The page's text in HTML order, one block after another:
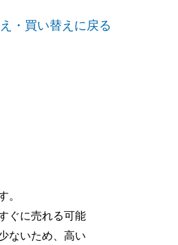
・買い替えに戻る
ぐに売れる可能
ないため、高い